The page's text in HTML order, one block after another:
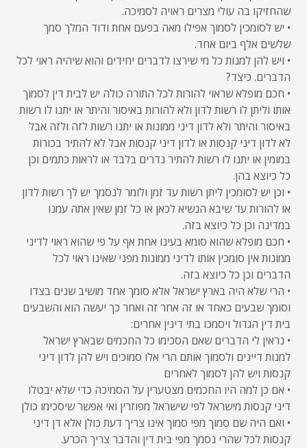
שהחזיקו בה עולי מצרים ראויה לסמיכה.
• יש לסומכין לסמוך אפילו מאה בפעם אחת ודוד המלך סמך
שלשים אלף ביום אחד.
• ויש להן למנות כל מי שירצו לדברים יחידים והוא שיהיה ראוי לכל
הדברים. כיצד?
• חכם מופלא שראוי להורות לכל התורה כולה יש לבית דין לסמוך
אותו וליתן לו רשות לדון ולא להורות באיסור והיתר או יתנו לו רשות
באיסור והיתר ולא לדון דיני ממונות או יתנו רשות לזה ולזה אבל
לא לדון דיני קנסות או לדון דיני קנסות אבל לא להתיר בכורות
במומין או יתנו לו רשות להתיר נדרים בלבד או לראות כתמים וכן
כל כיוצא בהן.
• וכן יש לסומכין ליתן רשות עד זמן ולומר לנסמך יש לך רשות לדון
או להורות עד שיבא הנשיא לכאן או כל זמן שאין אתה עמנו
במדינה וכן כל כיוצא בזה.
• חכם מופלא שהוא סומא בעינו אחת אף על פי שהוא ראוי לדיני
ממונות אין סומכין אותו לדיני ממונות מפני שאינו ראוי לכל
הדברים וכן כל כיוצא בזה.
• הרי שלא היה בארץ ישראל אלא סומך אחד מושיב שנים בצדו
וסומך שבעים כאחד או זה אחר זה ואחר כך יעשה הוא והשבעים
בית דין הגדול ויסמכו בתי דינין אחרים:
• נראין לי הדברים שאם הסכימו כל החכמים שבארץ ישראל
למנות דיינים ולסמוך אותם הרי אלו סמוכים ויש להן לדון דיני
קנסות ויש להן לסמוך לאחרים
• אם כן למה היו החכמים מצטערין על הסמיכה כדי שלא יבטלו
דיני קנסות מישראל לפי שישראל מפוזרין ואי אפשר שיסכימו כולן
• ואם היה שם סמוך מפי סמוך אינו צריך דעת כולן אלא דן דיני
קנסות לכל שהרי נסמך מפי בית דין והדבר צריך הכרע.